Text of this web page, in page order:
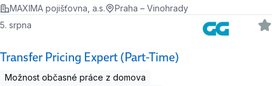
MAXIMA pojišťovna, a.s. Praha – Vinohrady
Transfer Pricing Expert (Part-Time)
5. srpna
Možnost občasné práce z domova